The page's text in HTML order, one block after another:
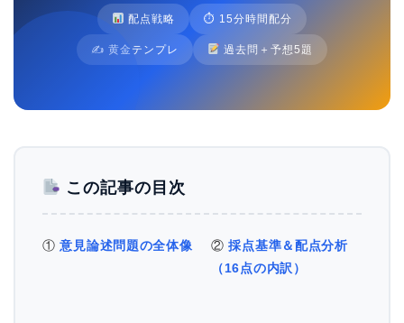
配点戦略 ⏱ 15分時間配分
✍️ 黄金テンプレ 過去問＋予想5題
この記事の目次
①意見論述問題の全体像 ②採点基準＆配点分析
（16点の内訳）